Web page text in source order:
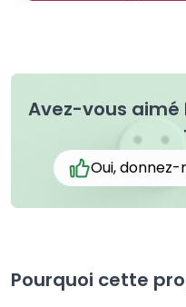
Avez-vous aimé
Oui,
Pourquoi cette